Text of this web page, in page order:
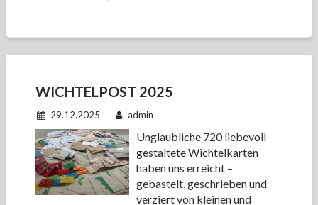
WICHTELPOST 2025
29.12.2025 admin
Unglaubliche 720 liebevoll
gestaltete Wichtelkarten
haben uns erreicht –
gebastelt, geschrieben und
verziert von kleinen und